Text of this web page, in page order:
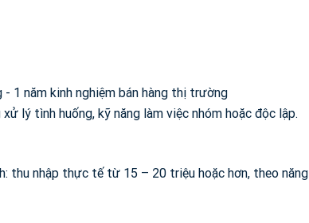
1 năm kinh nghiệm bán hàng thị trường
lý tình huống, kỹ năng làm việc nhóm hoặc độc lập.
thu nhập thực tế từ 15 – 20 triệu hoặc hơn, theo năng